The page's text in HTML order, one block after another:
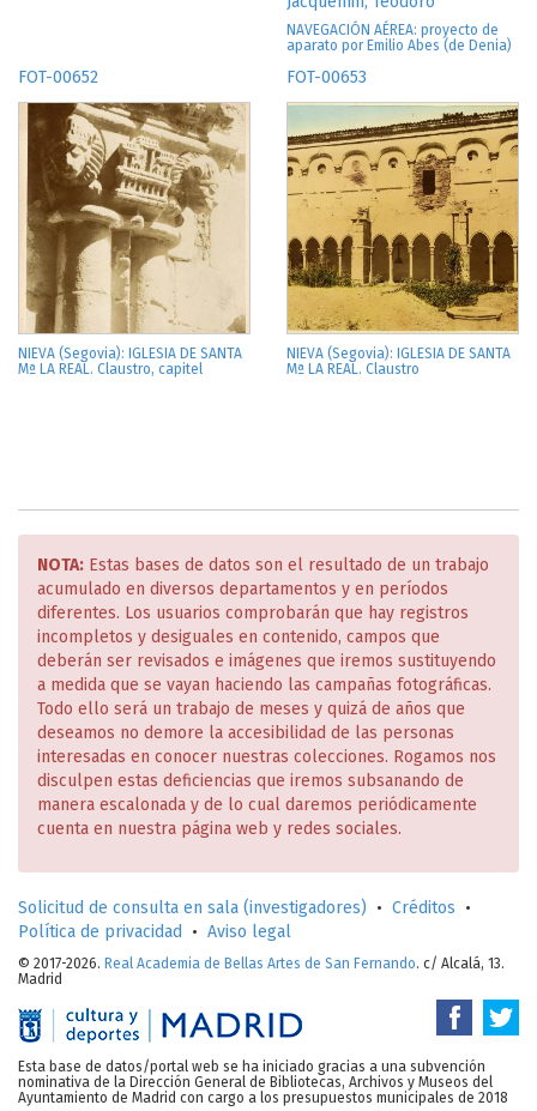
NAVEGACIÓN AÉREA: proyecto de
aparato por Emilio Abes (de Denia)
FOT-00652
NIEVA (Segovia): IGLESIA DE SANTA
Mª LA REAL. Claustro, capitel
FOT-00653
NIEVA (Segovia): IGLESIA DE SANTA
Mª LA REAL. Claustro
NOTA: Estas bases de datos son el resultado de un trabajo
acumulado en diversos departamentos y en períodos
diferentes. Los usuarios comprobarán que hay registros
incompletos y desiguales en contenido, campos que
deberán ser revisados e imágenes que iremos sustituyendo
a medida que se vayan haciendo las campañas fotográficas.
Todo ello será un trabajo de meses y quizá de años que
deseamos no demore la accesibilidad de las personas
interesadas en conocer nuestras colecciones. Rogamos nos
disculpen estas deficiencias que iremos subsanando de
manera escalonada y de lo cual daremos periódicamente
cuenta en nuestra página web y redes sociales.
Solicitud de consulta en sala (investigadores) • Créditos •
Política de privacidad
• Aviso legal
© 2017-2026. Real Academia de Bellas Artes de San Fernando. c/ Alcalá, 13.
Madrid
Esta base de datos/portal web se ha iniciado gracias a una subvención
nominativa de la Dirección General de Bibliotecas, Archivos y Museos del
Ayuntamiento de Madrid con cargo a los presupuestos municipales de 2018